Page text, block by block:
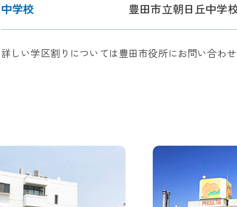
中学校 豊田市立朝日丘中学
詳しい学区割りについては豊田市役所にお問い合わせ